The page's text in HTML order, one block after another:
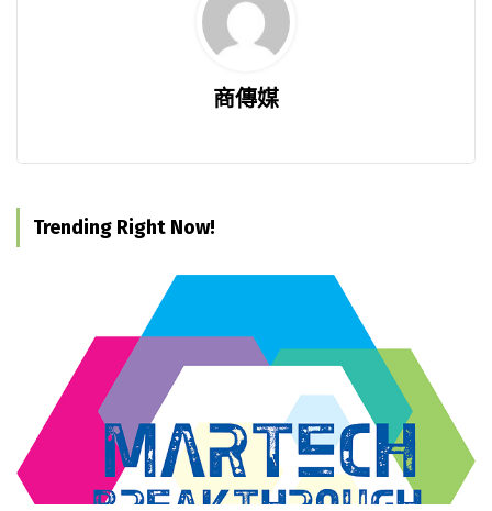
商傳媒
Trending Right Now!